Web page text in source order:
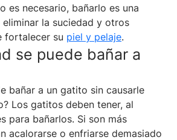
es necesario, bañarlo es una
eliminar la suciedad y otros
fortalecer su piel y pelaje.
se puede bañar a
bañar a un gatito sin causarle
Los gatitos deben tener, al
para bañarlos. Si son más
acalorarse o enfriarse demasiado